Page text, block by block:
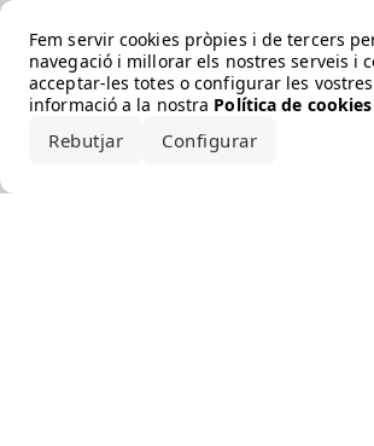
Fem servir cookies pròpies i de tercers
navegació i millorar els nostres serveis i
acceptar-les totes o configurar les
informació a la nostra Política de cookies
Rebutjar Configurar
Error loading